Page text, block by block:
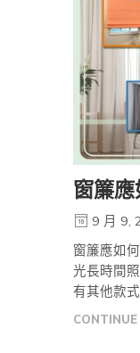
窗簾
9 月 9,
窗簾應如
光長時間
有其他款